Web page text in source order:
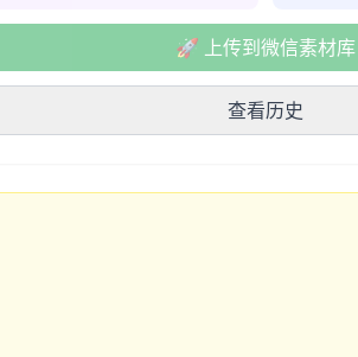
🚀 上传到微信素材库
查看历史